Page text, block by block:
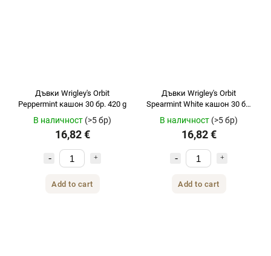
Дъвки Wrigley's Orbit
Peppermint кашон 30 бр. 420 g
В наличност (>5 бр)
16,82 €
Add to cart
Дъвки Wrigley's Orbit
Spearmint White кашон 30 бр.
В наличност (>5 бр)
16,82 €
Add to cart